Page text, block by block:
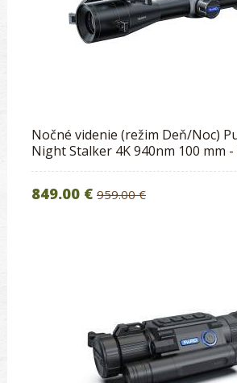
Nočné videnie (režim Deň/Noc)
Night Stalker 4K 940nm 100 mm -
849.00 € 959.00 €